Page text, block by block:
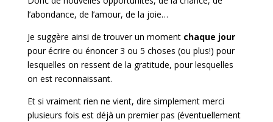
l’abondance, de l’amour, de la joie…
Je suggère ainsi de trouver un moment chaque jour
pour écrire ou énoncer 3 ou 5 choses (ou plus!) pour
lesquelles on ressent de la gratitude, pour lesquelles
on est reconnaissant.
Et si vraiment rien ne vient, dire simplement merci
plusieurs fois est déjà un premier pas (éventuellement